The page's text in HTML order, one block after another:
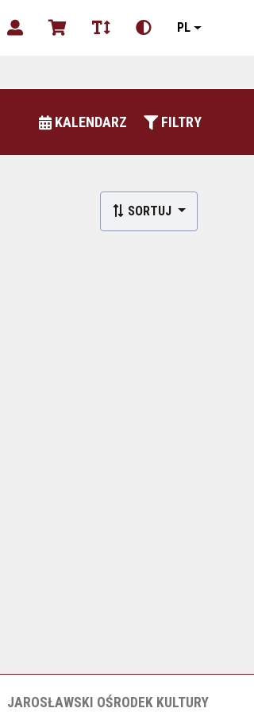
PL
KALENDARZ FILTRY
SORTUJ
JAROSŁAWSKI OŚRODEK KULTURY